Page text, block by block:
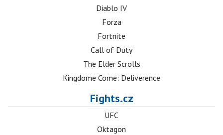
Diablo IV
Forza
Fortnite
Call of Duty
The Elder Scrolls
Kingdome Come: Deliverence
Fights.cz
UFC
Oktagon